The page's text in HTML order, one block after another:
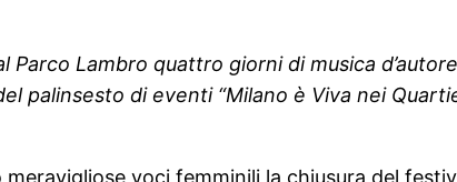
Parco Lambro quattro giorni di musica
palinsesto di eventi “Milano è Viva nei
voci femminili la chiusura del